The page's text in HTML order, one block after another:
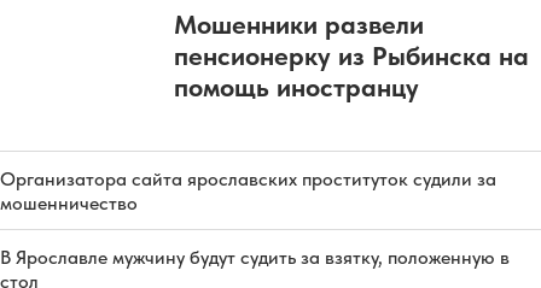
Мошенники развели
пенсионерку из Рыбинска на
помощь иностранцу
Организатора сайта ярославских проституток судили за
мошенничество
В Ярославле мужчину будут судить за взятку, положенную в
стол